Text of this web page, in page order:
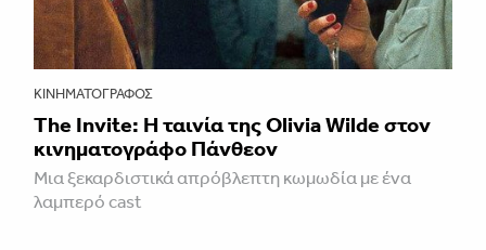
ΚΙΝΗΜΑΤΟΓΡΆΦΟΣ
The Invite: Η ταινία της Olivia Wilde στον
κινηματογράφο Πάνθεον
Μια ξεκαρδιστικά απρόβλεπτη κωμωδία με ένα
λαμπερό cast